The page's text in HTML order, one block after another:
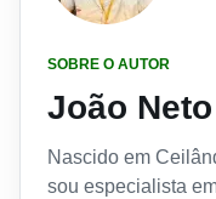
SOBRE O AUTOR
João Neto
Nascido em
sou especialista